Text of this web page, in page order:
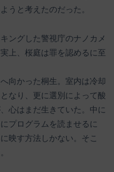
うと考えたのだった。
ングした警視庁のナノカメ
上、桜庭は罪を認めるに至
向かった桐生。室内は冷却
なり、更に選別によって酸
心はまだ生きていた。中に
プログラムを読ませるに
映す方法しかない。そこ